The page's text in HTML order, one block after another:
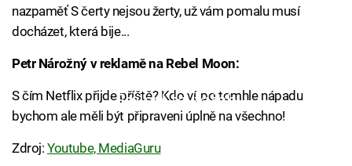
nazpaměť S čerty nejsou žerty, už vám pomalu musí
docházet, která bije...
Petr Nárožný v reklamě na Rebel Moon:
Failed to fetch
S čím Netflix přijde příště? Kdo ví, po tomhle nápadu
bychom ale měli být připraveni úplně na všechno!
Zdroj:Youtube, MediaGuru